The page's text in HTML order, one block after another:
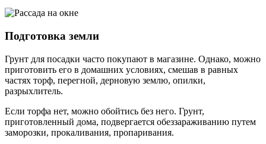
Подготовка земли
Грунт для посадки часто покупают в магазине. Однако, можно
приготовить его в домашних условиях, смешав в равных
частях торф, перегной, дерновую землю, опилки,
разрыхлитель.
Если торфа нет, можно обойтись без него. Грунт,
приготовленный дома, подвергается обеззараживанию путем
заморозки, прокаливания, пропаривания.